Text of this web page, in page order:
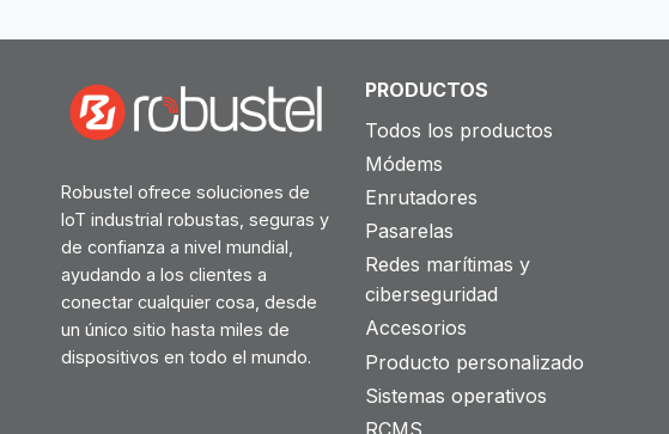
Robustel ofrece soluciones de
IoT industrial robustas, seguras y
de confianza a nivel mundial,
ayudando a los clientes a
conectar cualquier cosa, desde
un único sitio hasta miles de
dispositivos en todo el mundo.
PRODUCTOS
Todos los productos
Módems
Enrutadores
Pasarelas
Redes marítimas y
ciberseguridad
Accesorios
Producto personalizado
Sistemas operativos